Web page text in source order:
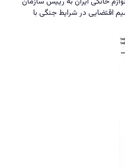
اقتضایی در شرایط جنگی با